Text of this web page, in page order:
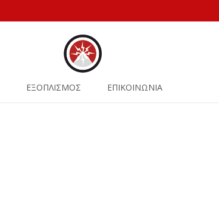
ΕΞΟΠΛΙΣΜΟΣ ΕΠΙΚΟΙΝΩΝΙΑ